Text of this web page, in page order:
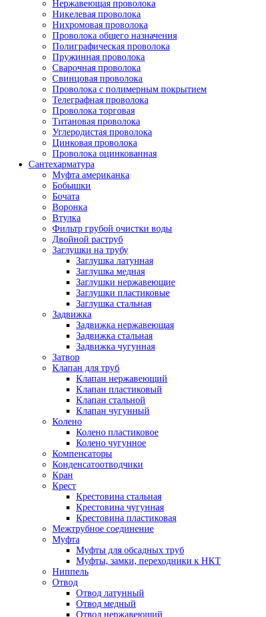
Нержавеющая проволока
Никелевая проволока
Нихромовая проволока
Проволока общего назначения
Полиграфическая проволока
Пружинная проволока
Сварочная проволока
Свинцовая проволока
Проволока с полимерным покрытием
Телеграфная проволока
Проволока торговая
Титановая проволока
Углеродистая проволока
Цинковая проволока
Проволока оцинкованная
Сантехарматура
Муфта американка
Бобышки
Бочата
Воронка
Втулка
Фильтр грубой очистки воды
Двойной раструб
Заглушки на трубу
Заглушка латунная
Заглушка медная
Заглушки нержавеющие
Заглушки пластиковые
Заглушка стальная
Задвижка
Задвижка нержавеющая
Задвижка стальная
Задвижка чугунная
Затвор
Клапан для труб
Клапан нержавеющий
Клапан пластиковый
Клапан стальной
Клапан чугунный
Колено
Колено пластиковое
Колено чугунное
Компенсаторы
Конденсатоотводчики
Кран
Крест
Крестовина стальная
Крестовина чугунная
Крестовина пластиковая
Межтрубное соединение
Муфта
Муфты для обсадных труб
Муфты, замки, переходники к НКТ
Ниппель
Отвод
Отвод латунный
Отвод медный
Отвод нержавеющий